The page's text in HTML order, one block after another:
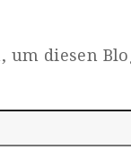
um diesen